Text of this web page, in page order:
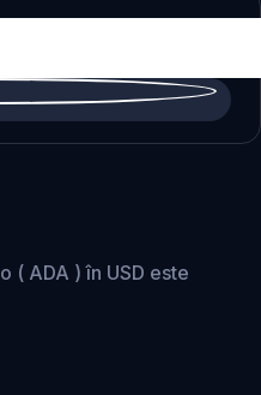
( ADA ) în USD este